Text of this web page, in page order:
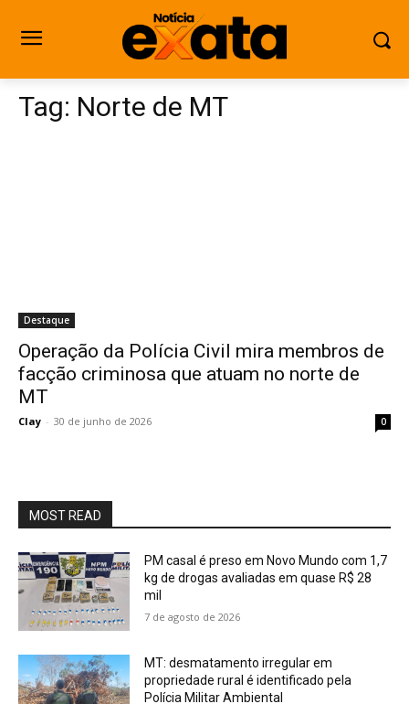
Tag: Norte de MT
Destaque
Operação da Polícia Civil mira membros de
facção criminosa que atuam no norte de
MT
Clay - 30 de junho de 2026 0
MOST READ
PM casal é preso em Novo Mundo com 1,7
kg de drogas avaliadas em quase R$ 28
mil
7 de agosto de 2026
MT: desmatamento irregular em
propriedade rural é identificado pela
Polícia Militar Ambiental